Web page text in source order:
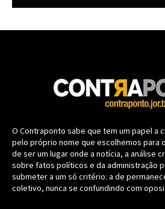
O Contraponto sabe que tem um papel a
pelo próprio nome que escolhemos para
de ser um lugar onde a notícia, a análise
sobre fatos políticos e da administração
submeter a um só critério: a de
coletivo, nunca se confundindo com